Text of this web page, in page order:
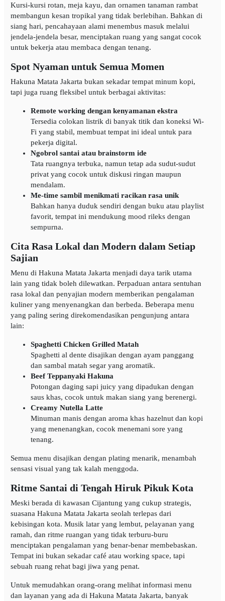
Kursi-kursi rotan, meja kayu, dan ornamen tanaman rambat
membangun kesan tropikal yang tidak berlebihan. Bahkan di
siang hari, pencahayaan alami menembus masuk melalui
jendela-jendela besar, menciptakan ruang yang sangat cocok
untuk bekerja atau membaca dengan tenang.
Spot Nyaman untuk Semua Momen
Hakuna Matata Jakarta bukan sekadar tempat minum kopi,
tapi juga ruang fleksibel untuk berbagai aktivitas:
Remote working dengan kenyamanan ekstra
Tersedia colokan listrik di banyak titik dan koneksi Wi-
Fi yang stabil, membuat tempat ini ideal untuk para
pekerja digital.
Ngobrol santai atau brainstorm ide
Tata ruangnya terbuka, namun tetap ada sudut-sudut
privat yang cocok untuk diskusi ringan maupun
mendalam.
Me-time sambil menikmati racikan rasa unik
Bahkan hanya duduk sendiri dengan buku atau playlist
favorit, tempat ini mendukung mood rileks dengan
sempurna.
Cita Rasa Lokal dan Modern dalam Setiap
Sajian
Menu di Hakuna Matata Jakarta menjadi daya tarik utama
lain yang tidak boleh dilewatkan. Perpaduan antara sentuhan
rasa lokal dan penyajian modern memberikan pengalaman
kuliner yang menyenangkan dan berbeda. Beberapa menu
yang paling sering direkomendasikan pengunjung antara
lain:
Spaghetti Chicken Grilled Matah
Spaghetti al dente disajikan dengan ayam panggang
dan sambal matah segar yang aromatik.
Beef Teppanyaki Hakuna
Potongan daging sapi juicy yang dipadukan dengan
saus khas, cocok untuk makan siang yang berenergi.
Creamy Nutella Latte
Minuman manis dengan aroma khas hazelnut dan kopi
yang menenangkan, cocok menemani sore yang
tenang.
Semua menu disajikan dengan plating menarik, menambah
sensasi visual yang tak kalah menggoda.
Ritme Santai di Tengah Hiruk Pikuk Kota
Meski berada di kawasan Cijantung yang cukup strategis,
suasana Hakuna Matata Jakarta seolah terlepas dari
kebisingan kota. Musik latar yang lembut, pelayanan yang
ramah, dan ritme ruangan yang tidak terburu-buru
menciptakan pengalaman yang benar-benar membebaskan.
Tempat ini bukan sekadar café atau working space, tapi
sebuah ruang rehat bagi jiwa yang penat.
Untuk memudahkan orang-orang melihat informasi menu
dan layanan yang ada di Hakuna Matata Jakarta, banyak